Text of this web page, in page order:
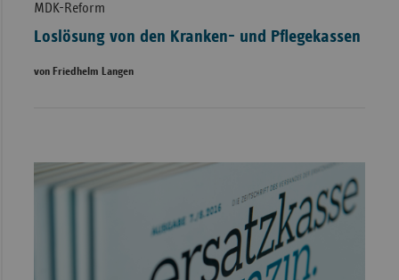
MDK-Reform
Loslösung von den Kranken- und Pflegekassen
von Friedhelm Langen